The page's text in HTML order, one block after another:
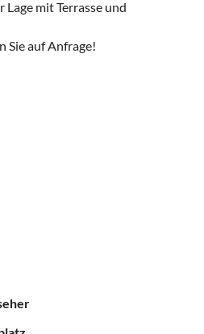
mit Terrasse und
Sie auf Anfrage!